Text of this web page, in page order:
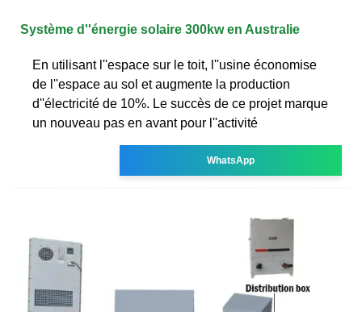
Système d''énergie solaire 300kw en Australie
En utilisant l''espace sur le toit, l''usine économise
de l''espace au sol et augmente la production
d''électricité de 10%. Le succès de ce projet marque
un nouveau pas en avant pour l''activité
WhatsApp